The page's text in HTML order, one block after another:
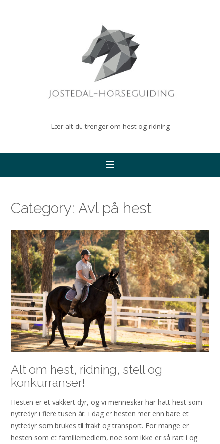
Lær alt du trenger om hest og ridning
Category: Avl på hest
Alt om hest, ridning, stell og
konkurranser!
Hesten er et vakkert dyr, og vi mennesker har hatt hest som
nyttedyr i flere tusen år. I dag er hesten mer enn bare et
nyttedyr som brukes til frakt og transport. For mange er
hesten som et familiemedlem, noe som ikke er så rart i og